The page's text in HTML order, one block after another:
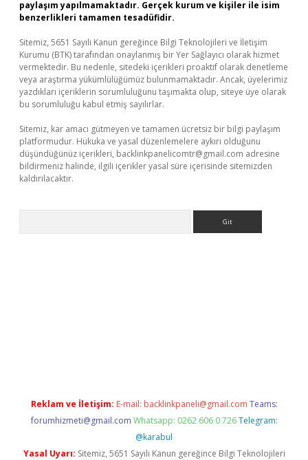
paylaşım yapılmamaktadır. Gerçek kurum ve kişiler ile isim
benzerlikleri tamamen tesadüfidir.
Sitemiz, 5651 Sayılı Kanun gereğince Bilgi Teknolojileri ve İletişim
Kurumu (BTK) tarafından onaylanmış bir Yer Sağlayıcı olarak hizmet
vermektedir. Bu nedenle, sitedeki içerikleri proaktif olarak denetleme
veya araştırma yükümlülüğümüz bulunmamaktadır. Ancak, üyelerimiz
yazdıkları içeriklerin sorumluluğunu taşımakta olup, siteye üye olarak
bu sorumluluğu kabul etmiş sayılırlar.
Sitemiz, kar amacı gütmeyen ve tamamen ücretsiz bir bilgi paylaşım
platformudur. Hukuka ve yasal düzenlemelere aykırı olduğunu
düşündüğünüz içerikleri, backlinkpanelicomtr@gmail.com adresine
bildirmeniz halinde, ilgili içerikler yasal süre içerisinde sitemizden
kaldırılacaktır.
Reklam ve İletişim: E-mail: backlinkpaneli@gmail.com Teams:
forumhizmeti@gmail.com Whatsapp: 0262 606 0 726 Telegram:
@karabul
Yasal Uyarı: Sitemiz, 5651 Sayılı Kanun gereğince Bilgi Teknolojileri